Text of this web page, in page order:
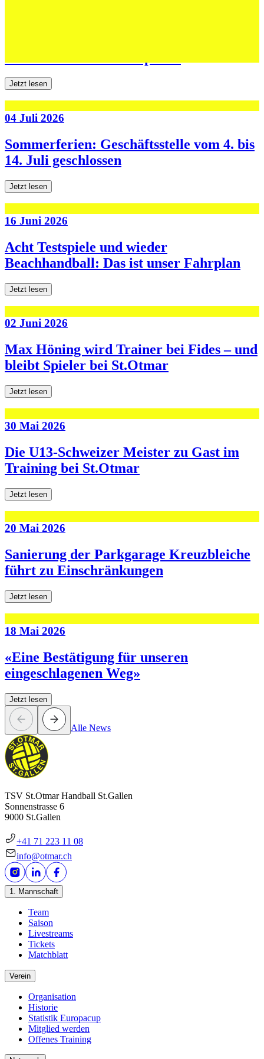
Jetzt lesen
04 Juli 2026
Sommerferien: Geschäftsstelle vom 4. bis
14. Juli geschlossen
Jetzt lesen
16 Juni 2026
Acht Testspiele und wieder
Beachhandball: Das ist unser Fahrplan
Jetzt lesen
02 Juni 2026
Max Höning wird Trainer bei Fides – und
bleibt Spieler bei St.Otmar
Jetzt lesen
30 Mai 2026
Die U13-Schweizer Meister zu Gast im
Training bei St.Otmar
Jetzt lesen
20 Mai 2026
Sanierung der Parkgarage Kreuzbleiche
führt zu Einschränkungen
Jetzt lesen
18 Mai 2026
«Eine Bestätigung für unseren
eingeschlagenen Weg»
Jetzt lesen
Alle News
TSV St.Otmar Handball St.Gallen
Sonnenstrasse 6
9000 St.Gallen
+41 71 223 11 08
info@otmar.ch
1. Mannschaft
Team
Saison
Livestreams
Tickets
Matchblatt
Verein
Organisation
Historie
Statistik Europacup
Mitglied werden
Offenes Training